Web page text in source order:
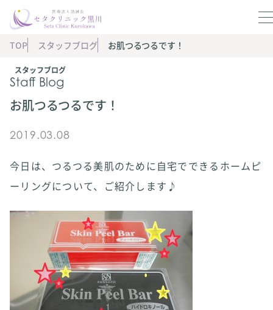
スタッフブログ
Staff Blog
TOP スタッフブログ お肌つるつるです！
お肌つるつるです！
2019.03.08
今日は、つるつる美肌のために自宅でできるホームピ
ーリングについて、ご紹介します♪